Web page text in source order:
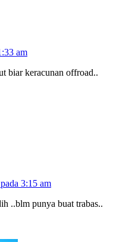
am
biar keracunan offroad..
3:15 am
..blm punya buat trabas..